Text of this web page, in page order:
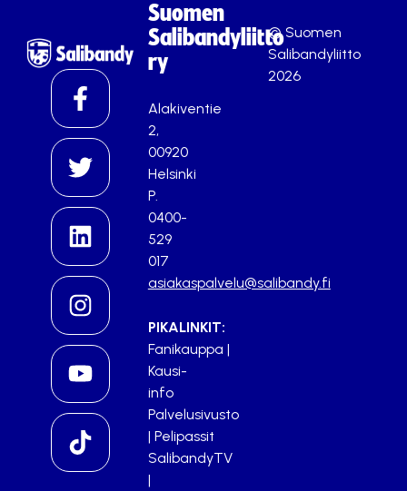
Suomen
Salibandyliitto
ry
Alakiventie
2,
00920
Helsinki
P.
0400-
529
017
asiakaspalvelu@salibandy.fi
PIKALINKIT:
Fanikauppa |
Kausi-
info
Palvelusivusto
| Pelipassit
SalibandyTV
|
© Suomen
Salibandyliitto
2026